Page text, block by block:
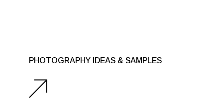
PHOTOGRAPHY IDEAS & SAMPLES